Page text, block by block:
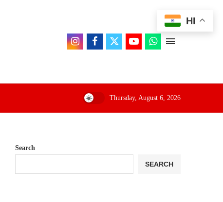
Thursday, August 6, 2026
Search
SEARCH
HI